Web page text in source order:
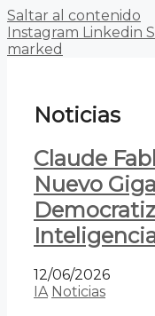
Saltar al contenido
Instagram Linkedin
marked
Noticias
Claude
Nuevo
12/06/2026
IA Noticias